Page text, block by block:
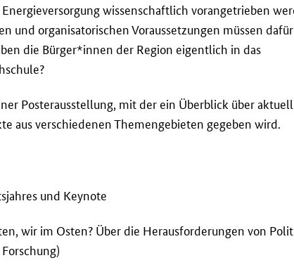
wissenschaftlich vorangetrieben
und organisatorischen Voraussetzungen müssen dafür
die Bürger*innen der Region eigentlich in das
Posterausstellung, mit der ein Überblick über
aus verschiedenen Themengebieten gegeben wird.
und Keynote
wir im Osten? Über die Herausforderungen von